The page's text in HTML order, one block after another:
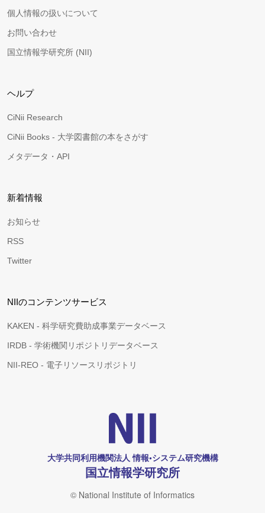
個人情報の扱いについて
お問い合わせ
国立情報学研究所 (NII)
ヘルプ
CiNii Research
CiNii Books - 大学図書館の本をさがす
メタデータ・API
新着情報
お知らせ
RSS
Twitter
NIIのコンテンツサービス
KAKEN - 科学研究費助成事業データベース
IRDB - 学術機関リポジトリデータベース
NII-REO - 電子リソースリポジトリ
大学共同利用機関法人 情報•システム研究機構
国立情報学研究所
© National Institute of Informatics